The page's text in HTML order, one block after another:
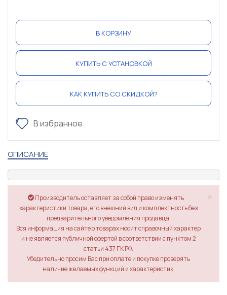
В КОРЗИНУ
КУПИТЬ С УСТАНОВКОЙ
КАК КУПИТЬ СО СКИДКОЙ?
В избранное
ОПИСАНИЕ
×
Производитель оставляет за собой право изменять
характеристики товара, его внешний вид и комплектность без
предварительного уведомления продавца.
Вся информация на сайте о товарах носит справочный характер
и не является публичной офертой в соответствии с пунктом 2
статьи 437 ГК РФ.
Убедительно просим Вас при оплате и покупке проверять
наличие желаемых функций и характеристик.